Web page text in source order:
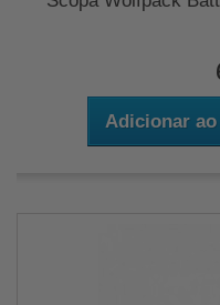
Adicionar